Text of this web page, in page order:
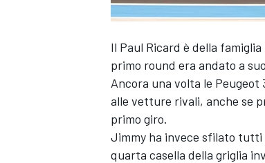
MONOPOSTO
Il Paul Ricard è della
primo round era andato a
Ancora una volta le
alle vetture rivali, anche se
primo giro.
Jimmy ha invece sfilato tutti
quarta casella della griglia